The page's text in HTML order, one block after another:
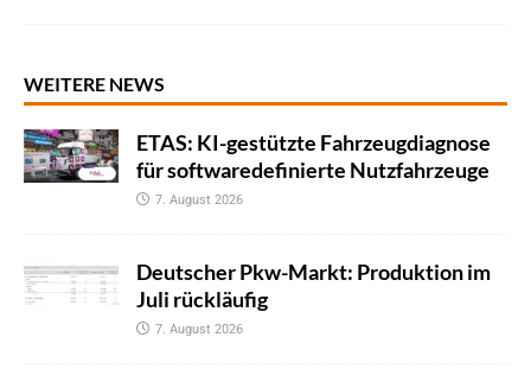
WEITERE NEWS
ETAS: KI-gestützte Fahrzeugdiagnose
für softwaredefinierte Nutzfahrzeuge
7. August 2026
Deutscher Pkw-Markt: Produktion im
Juli rückläufig
7. August 2026